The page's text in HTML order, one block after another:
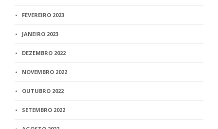
FEVEREIRO 2023
JANEIRO 2023
DEZEMBRO 2022
NOVEMBRO 2022
OUTUBRO 2022
SETEMBRO 2022